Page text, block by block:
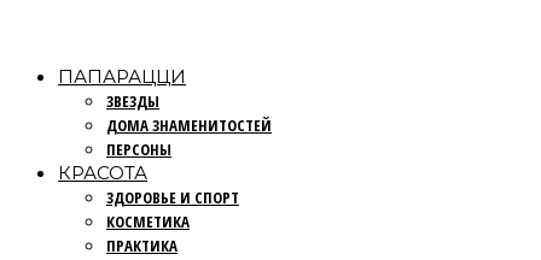
ПАПАРАЦЦИ
ЗВЕЗДЫ
ДОМА ЗНАМЕНИТОСТЕЙ
ПЕРСОНЫ
КРАСОТА
ЗДОРОВЬЕ И СПОРТ
КОСМЕТИКА
ПРАКТИКА